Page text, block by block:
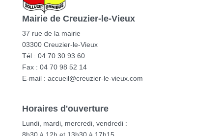
Mairie de Creuzier-le-Vieux
37 rue de la mairie
03300 Creuzier-le-Vieux
Tél : 04 70 30 93 60
Fax : 04 70 98 52 14
E-mail : accueil@creuzier-le-vieux.com
Horaires d'ouverture
Lundi, mardi, mercredi, vendredi :
8h30 à 12h et 13h30 à 17h15